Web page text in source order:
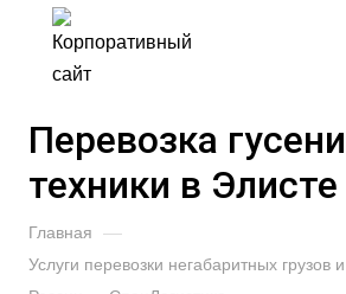
Перевозка
техники в Элисте
Главная —
Услуги перевозки негабаритных грузов